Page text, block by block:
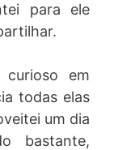
para ele
curioso em
todas elas
um dia
bastante,